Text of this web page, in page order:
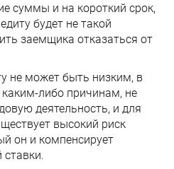
суммы и на короткий срок,
будет не такой
заемщика отказаться от
не может быть низким, в
каким-либо причинам, не
деятельность, и для
высокий риск
он и компенсирует